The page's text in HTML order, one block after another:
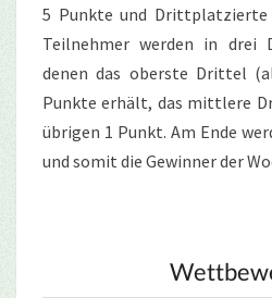
5 Punkte und Drittplatzierte
Teilnehmer werden in
denen das oberste Drittel
Punkte erhält, das mittlere
übrigen 1 Punkt. Am Ende
und somit die Gewinner der